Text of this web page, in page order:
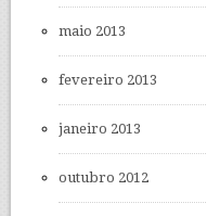
maio 2013
fevereiro 2013
janeiro 2013
outubro 2012